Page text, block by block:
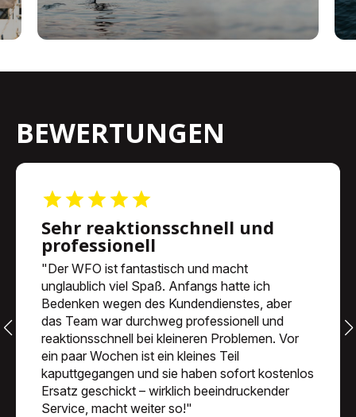
BEWERTUNGEN
Sehr reaktionsschnell und
professionell
"Der WFO ist fantastisch und macht
unglaublich viel Spaß. Anfangs hatte ich
Bedenken wegen des Kundendienstes, aber
das Team war durchweg professionell und
reaktionsschnell bei kleineren Problemen. Vor
ein paar Wochen ist ein kleines Teil
kaputtgegangen und sie haben sofort kostenlos
Ersatz geschickt – wirklich beeindruckender
Service, macht weiter so!"